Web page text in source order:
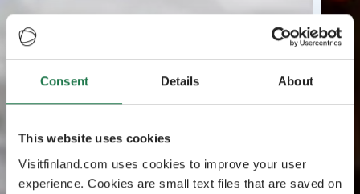
Consent Details About
This website uses cookies
Visitfinland.com uses cookies to improve your user
experience. Cookies are small text files that are saved on